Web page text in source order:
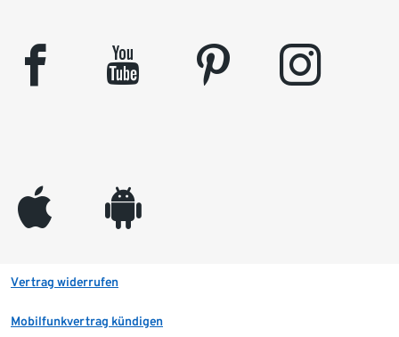
facebook youtube pinterest instagram
appleinc android
Vertrag widerrufen
Mobilfunkvertrag kündigen